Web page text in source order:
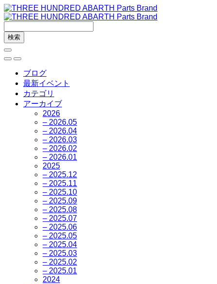
ブログ
最新イベント
カテゴリ
アーカイブ
2026
– 2026.05
– 2026.04
– 2026.03
– 2026.02
– 2026.01
2025
– 2025.12
– 2025.11
– 2025.10
– 2025.09
– 2025.08
– 2025.07
– 2025.06
– 2025.05
– 2025.04
– 2025.03
– 2025.02
– 2025.01
2024